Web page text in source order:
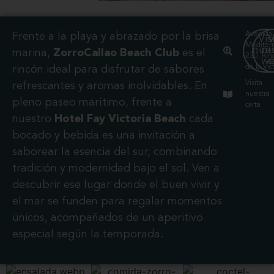
Frente a la playa y abrazado por la brisa
marina, ZorroCallao Beach Club es el
rincón ideal para disfrutar de sabores
refrescantes y aromas inolvidables. En
pleno paseo marítimo, frente a
nuestro Hotel Fay Victoria Beach cada
bocado y bebida es una invitación a
saborear la esencia del sur, combinando
tradición y modernidad bajo el sol. Ven a
descubrir ese lugar donde el buen vivir y
el mar se funden para regalar momentos
únicos, acompañados de un aperitivo
especial según la temporada.
Avenida
230,
de la
Visita
nuestra
carta